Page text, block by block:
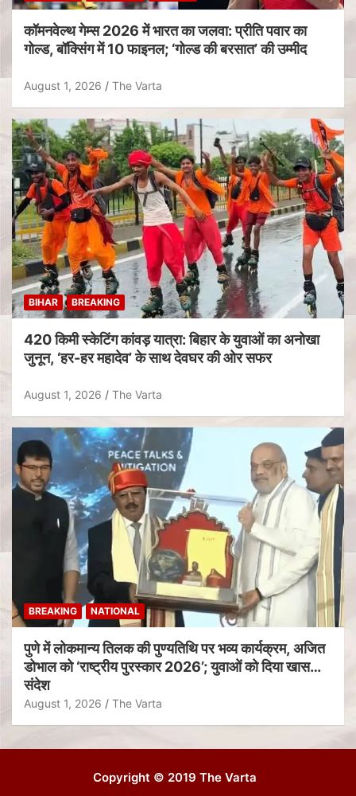
कॉमनवेल्थ गेम्स 2026 में भारत का जलवा: प्रीति पवार का
गोल्ड, बॉक्सिंग में 10 फाइनल; ‘गोल्ड की बरसात’ की उम्मीद
August 1, 2026 The Varta
BIHAR BREAKING
420 किमी स्केटिंग कांवड़ यात्रा: बिहार के युवाओं का अनोखा
जुनून, ‘हर-हर महादेव’ के साथ देवघर की ओर सफर
August 1, 2026 The Varta
BREAKING NATIONAL
पुणे में लोकमान्य तिलक की पुण्यतिथि पर भव्य कार्यक्रम, अजित
डोभाल को ‘राष्ट्रीय पुरस्कार 2026’; युवाओं को दिया खास
संदेश
August 1, 2026 The Varta
Copyright © 2019 The Varta